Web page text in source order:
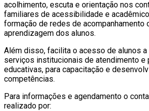
acolhimento, escuta e orientação nos
familiares de acessibilidade e
formação de redes de
aprendizagem dos alunos.
Além disso, facilita o acesso de alunos a
serviços institucionais de atendimento e
educativas, para capacitação e
competências.
Para informações e agendamento o
realizado por: